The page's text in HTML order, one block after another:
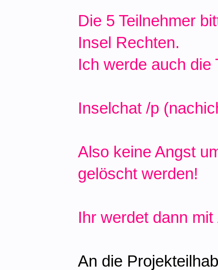
Die 5 Teilnehmer
Insel Rechten.
Ich werde auch die
Inselchat /p
Also keine Angst
gelöscht werden!
Ihr werdet dann
An die